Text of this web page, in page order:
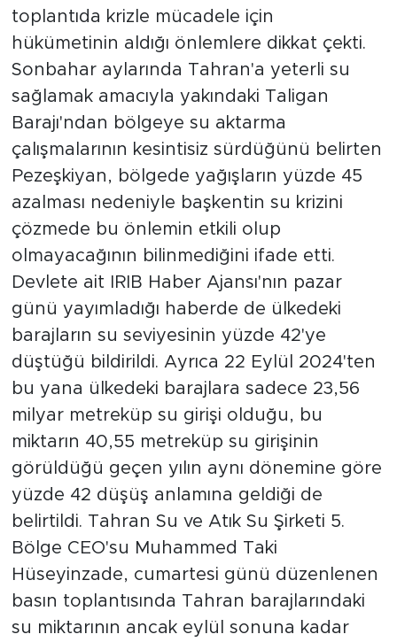
toplantıda krizle mücadele için
hükümetinin aldığı önlemlere dikkat çekti.
Sonbahar aylarında Tahran'a yeterli su
sağlamak amacıyla yakındaki Taligan
Barajı'ndan bölgeye su aktarma
çalışmalarının kesintisiz sürdüğünü belirten
Pezeşkiyan, bölgede yağışların yüzde 45
azalması nedeniyle başkentin su krizini
çözmede bu önlemin etkili olup
olmayacağının bilinmediğini ifade etti.
Devlete ait IRIB Haber Ajansı'nın pazar
günü yayımladığı haberde de ülkedeki
barajların su seviyesinin yüzde 42'ye
düştüğü bildirildi. Ayrıca 22 Eylül 2024'ten
bu yana ülkedeki barajlara sadece 23,56
milyar metreküp su girişi olduğu, bu
miktarın 40,55 metreküp su girişinin
görüldüğü geçen yılın aynı dönemine göre
yüzde 42 düşüş anlamına geldiği de
belirtildi. Tahran Su ve Atık Su Şirketi 5.
Bölge CEO'su Muhammed Taki
Hüseyinzade, cumartesi günü düzenlenen
basın toplantısında Tahran barajlarındaki
su miktarının ancak eylül sonuna kadar